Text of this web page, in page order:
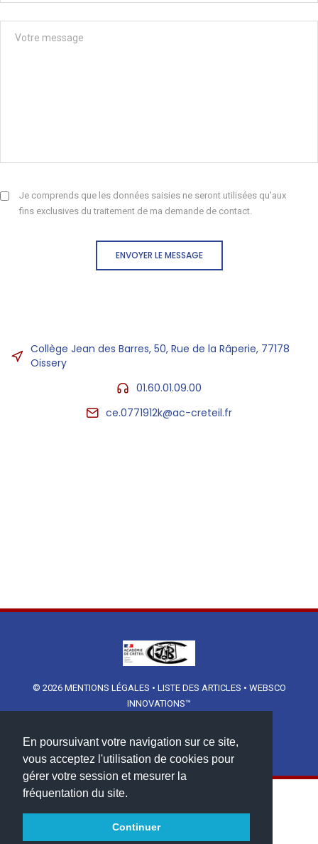
En poursuivant votre navigation sur ce site,
vous acceptez l'utilisation de cookies pour
gérer votre session et mesurer la
fréquentation du site.
Continuer
Je comprends que les données saisies ne seront utilisées qu'aux
fins exclusives du traitement de ma demande de contact.
ENVOYER LE MESSAGE
Collège Jean des Barres, 50, Rue de la Râperie, 77178
Oissery
01.60.01.09.00
ce.0771912k@ac-creteil.fr
© 2026 MENTIONS LÉGALES • LISTE DES ARTICLES • WEBSCO
INNOVATIONS™